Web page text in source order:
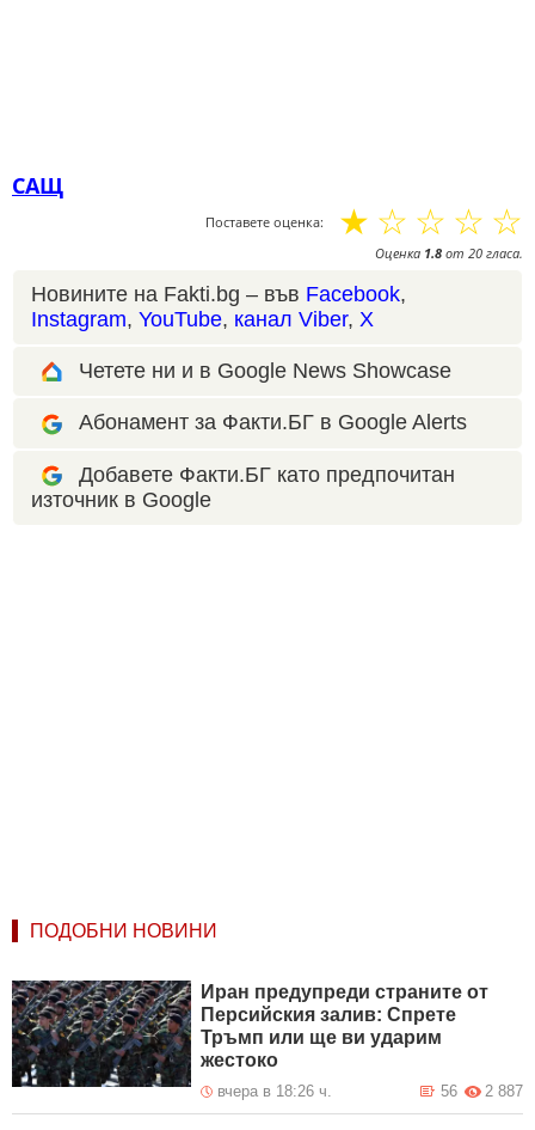
САЩ
Поставете оценка: ☆
☆
☆
☆
☆
Оценка 1.8 от 20 гласа.
Новините на Fakti.bg – във Facebook,
Instagram, YouTube, канал Viber, X
Четете ни и в Google News Showcase
Абонамент за Факти.БГ в Google Alerts
Добавете Факти.БГ като предпочитан
източник в Google
ПОДОБНИ НОВИНИ
Иран предупреди страните от
Персийския залив: Спрете
Тръмп или ще ви ударим
жестоко
вчера в 18:26 ч. 2 887
56